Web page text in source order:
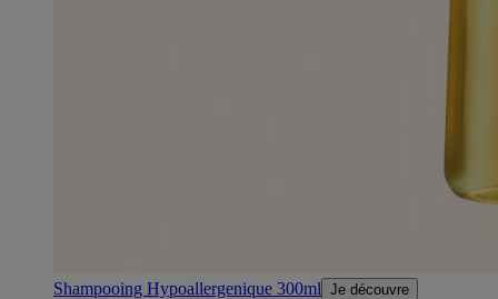
Shampooing Hypoallergenique 300ml Je découvre